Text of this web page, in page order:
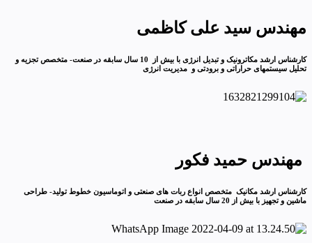
مهندس سید علی کاظمی
کارشناس ارشد مکاترونیک و تبدیل انرژی با بیش از 10 سال سابقه در صنعت- متخصص تجزیه و
تحلیل سیستمهای حراراتی و برودتی و مدیریت انرژی
مهندس حمید فکور
کارشناس ارشد مکانیک متخصص انواع ربات های صنعتی و اتوماسیون خطوط تولید- طراحی
ماشین و تجهیز با بیش از 20 سال سابقه در صنعت